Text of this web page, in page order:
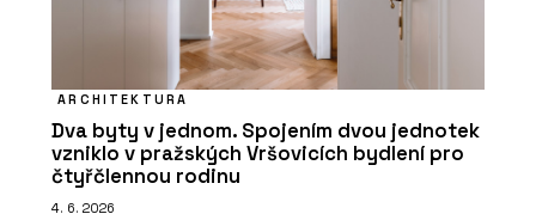
ARCHITEKTURA
Dva byty v jednom. Spojením dvou jednotek
vzniklo v pražských Vršovicích bydlení pro
čtyřčlennou rodinu
4. 6. 2026